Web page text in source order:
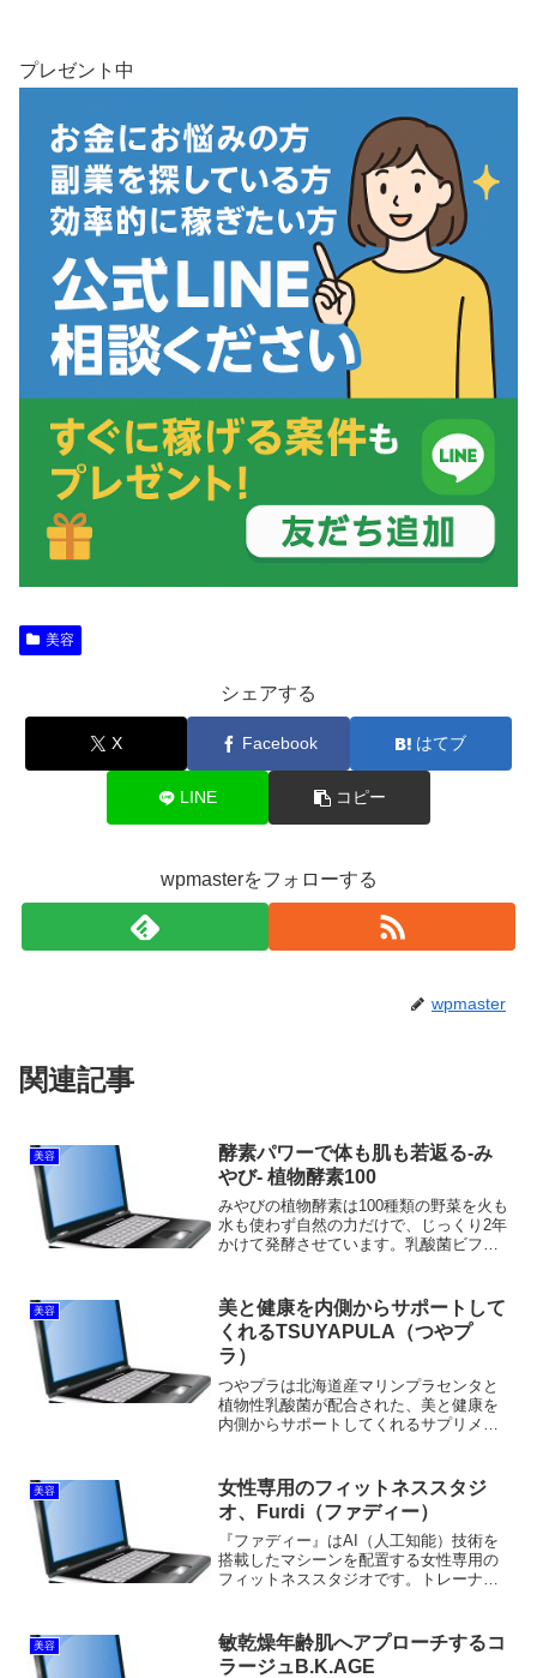
プレゼント中
美容
シェアする
X Facebook はてブ
LINE コピー
wpmasterをフォローする
wpmaster
関連記事
美容
酵素パワーで体も肌も若返る-み
やび- 植物酵素100
みやびの植物酵素は100種類の野菜を火も
水も使わず自然の力だけで、じっくり2年
かけて発酵させています。乳酸菌ビフィ
いに決まっています！普段からバランス
の取れていない食事...
美容
美と健康を内側からサポートして
くれるTSUYAPULA（つやプ
ラ）
つやプラは北海道産マリンプラセンタと
植物性乳酸菌が配合された、美と健康を
内側からサポートしてくれるサプリメン
部門で第1位にも選ばれた、話題のマリン
プラセンタサプリなんで...
美容
女性専用のフィットネススタジ
オ、Furdi（ファディー）
『ファディー』はAI（人工知能）技術を
搭載したマシーンを配置する女性専用の
フィットネススタジオです。トレーナー
注目される健康事業の中で、特に感染症
対策としても注目を集め...
美容
敏乾燥年齢肌へアプローチするコ
ラージュB.K.AGE